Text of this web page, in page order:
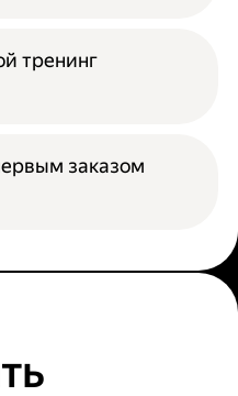
тренинг
заказом